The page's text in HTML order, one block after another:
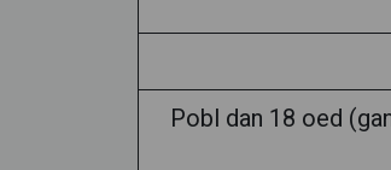
Pobl dan 18 oed